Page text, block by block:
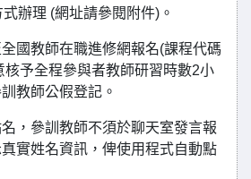
辦理 (網址請參閱附件)。
國教師在職進修網報名(課程代碼
予全程參與者教師研習時數2小
教師公假登記。
，參訓教師不須於聊天室發言報
實姓名資訊，俾使用程式自動點